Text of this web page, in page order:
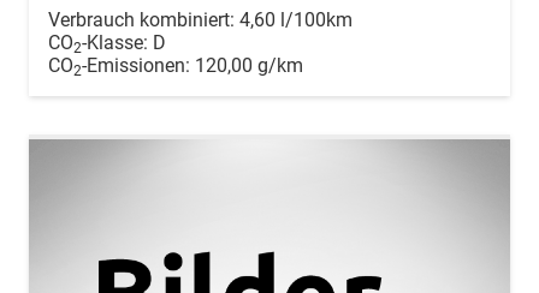
Verbrauch kombiniert: 4,60 l/100km
CO2-Klasse: D
CO2-Emissionen: 120,00 g/km